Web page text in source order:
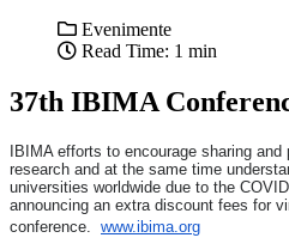
Evenimente
Read Time: 1 min
37th IBIMA
IBIMA efforts to encourage sharing
research and at the same time
universities worldwide due to the
announcing an extra discount fees for
conference. www.ibima.org